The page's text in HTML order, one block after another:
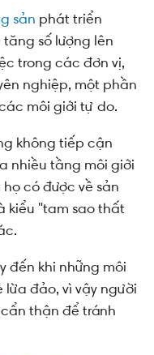
sản phát triển
số lượng lên
trong các đơn vị,
nghiệp, một phần
môi giới tự do.
không tiếp cận
nhiều tầng môi giới
có được về sản
kiểu "tam sao thất
đến khi những môi
đảo, vì vậy người
thận để tránh